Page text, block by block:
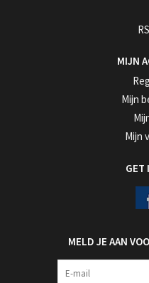
MIJN
Mijn
Mijn
GET
MELD JE AAN